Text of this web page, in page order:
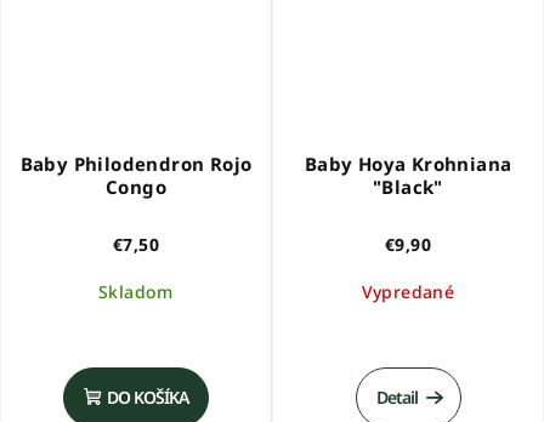
Baby Philodendron Rojo
Congo
€7,50
Skladom
DO KOŠÍKA
Baby Hoya Krohniana
"Black"
€9,90
Vypredané
Detail